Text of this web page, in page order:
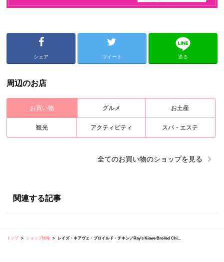
シェア ツイート 送る
周辺のお店
お買い物 グルメ お土産
観光 アクティビティ スパ・エステ
全てのお買い物のショップを見る
関連する記事
トップ ショップ情報 レイズ・キアヴェ・ブロイルド・チキン／Ray's Kiawe Broiled Chi...